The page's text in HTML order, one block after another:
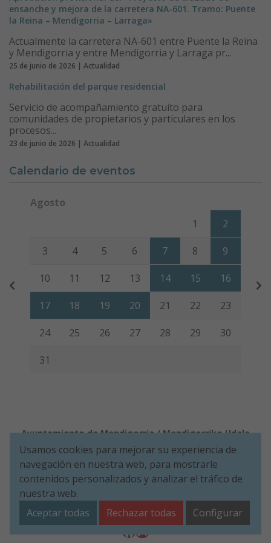
ensanche y mejora de la carretera NA-601. Tramo: Puente
la Reina – Mendigorria – Larraga»
Actualmente la carretera NA-601 entre Puente la Reina
y Mendigorria y entre Mendigorria y Larraga pr...
25 de junio de 2026 | Actualidad
Rehabilitación del parque residencial
Servicio de acompañamiento gratuito para
comunidades de propietarios y particulares en los
procesos...
23 de junio de 2026 | Actualidad
Calendario de eventos
Agosto
Viernes Sábado
1 2
3 4 5 6 7 8 9
10 11 12 13 14 15 16
17 18 19 20 21 22 23
24 25 26 27 28 29 30
31
Ayuntamiento de Mendigorria / Mendigorriko Udala
Aviso legal
Política de Cookies
Accesibilidad
Política de Seguridad de la información
Aviso de privacidad
Plaza de Los Fueros, 1º - 31150 Mendigorria (NAVARRA)
Usamos cookies para mejorar su experiencia de
navegación en nuestra web, para mostrarle
contenidos personalizados y analizar el tráfico de
nuestra web.
Aceptar todas
Rechazar todas Configurar